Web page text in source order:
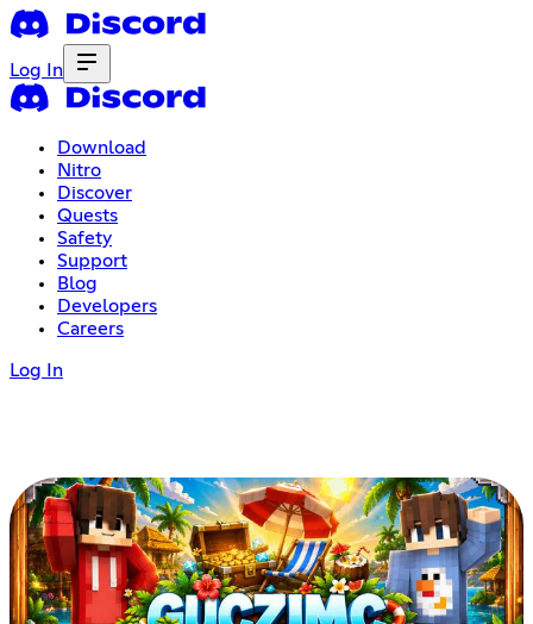
Log In
Download
Nitro
Discover
Quests
Safety
Support
Blog
Developers
Careers
Log In